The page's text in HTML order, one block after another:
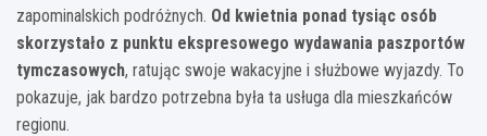
zapominalskich podróżnych. Od kwietnia ponad tysiąc osób
skorzystało z punktu ekspresowego wydawania paszportów
tymczasowych, ratując swoje wakacyjne i służbowe wyjazdy. To
pokazuje, jak bardzo potrzebna była ta usługa dla mieszkańców
regionu.